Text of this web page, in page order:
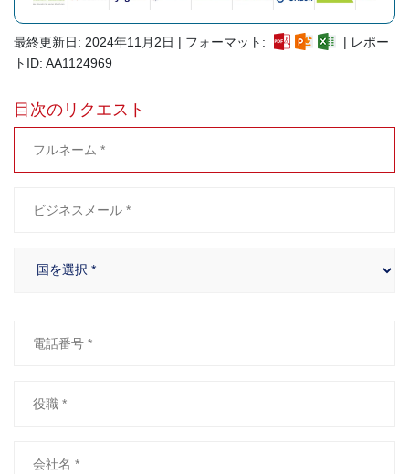
最終更新日: 2024年11月2日 | フォーマット:
| レポー
トID: AA1124969
目次のリクエスト